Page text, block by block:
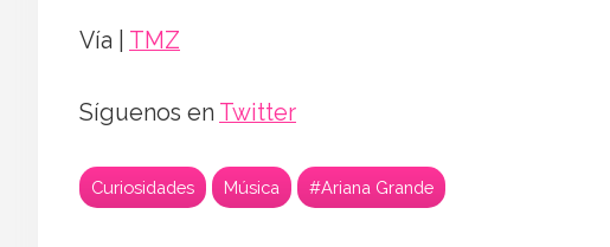
Vía | TMZ
Síguenos en Twitter
Curiosidades Música #Ariana Grande